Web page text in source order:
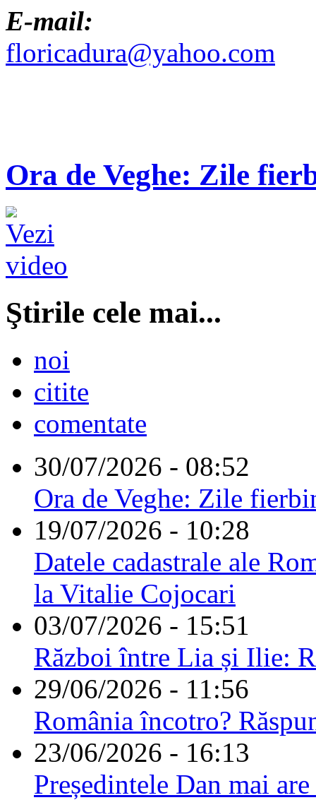
E-mail:
floricadura@yahoo.com
Ora de Veghe: Zile
Ştirile cele mai...
noi
citite
comentate
30/07/2026 - 08:52
Ora de Veghe: Zile
19/07/2026 - 10:28
Datele cadastrale ale
la Vitalie Cojocari
03/07/2026 - 15:51
Război între Lia și Ilie:
29/06/2026 - 11:56
România încotro?
23/06/2026 - 16:13
Președintele Dan mai